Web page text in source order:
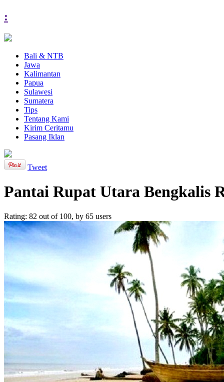
:
Bali & NTB
Jawa
Kalimantan
Papua
Sulawesi
Sumatera
Tips
Tentang Kami
Kirim Ceritamu
Pasang Iklan
Tweet
Pantai Rupat Utara Bengkalis
Rating: 82 out of 100, by 65 users